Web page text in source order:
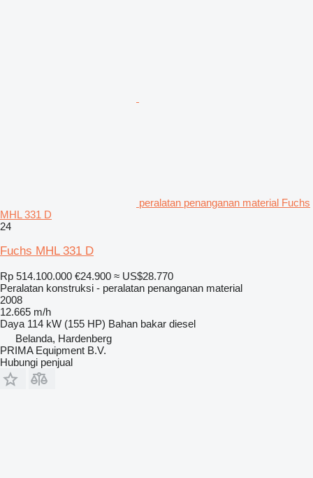
peralatan penanganan material Fuchs
MHL 331 D
24
Fuchs MHL 331 D
Rp 514.100.000 €24.900 ≈ US$28.770
Peralatan konstruksi - peralatan penanganan material
2008
12.665 m/h
Daya 114 kW (155 HP) Bahan bakar diesel
Belanda, Hardenberg
PRIMA Equipment B.V.
Hubungi penjual